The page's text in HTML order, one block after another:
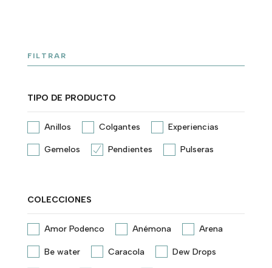
FILTRAR
TIPO DE PRODUCTO
Anillos Colgantes Experiencias
Gemelos Pendientes Pulseras
COLECCIONES
Amor Podenco Anémona Arena
Be water Caracola Dew Drops